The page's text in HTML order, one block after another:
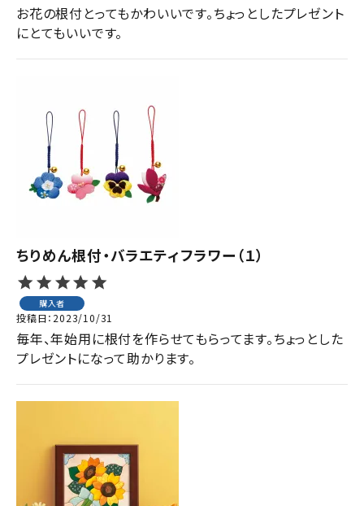
お花の根付とってもかわいいです。ちょっとしたプレゼント
にとてもいいです。
ちりめん根付・バラエティフラワー（１）
購入者
投稿日 2023/10/31
毎年、年始用に根付を作らせてもらってます。ちょっとした
プレゼントになって助かります。